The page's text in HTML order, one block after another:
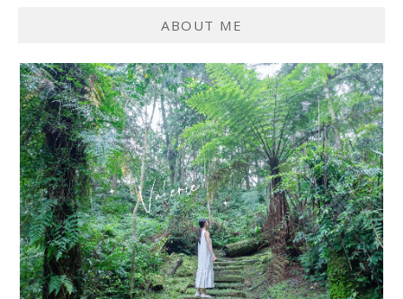
ABOUT ME